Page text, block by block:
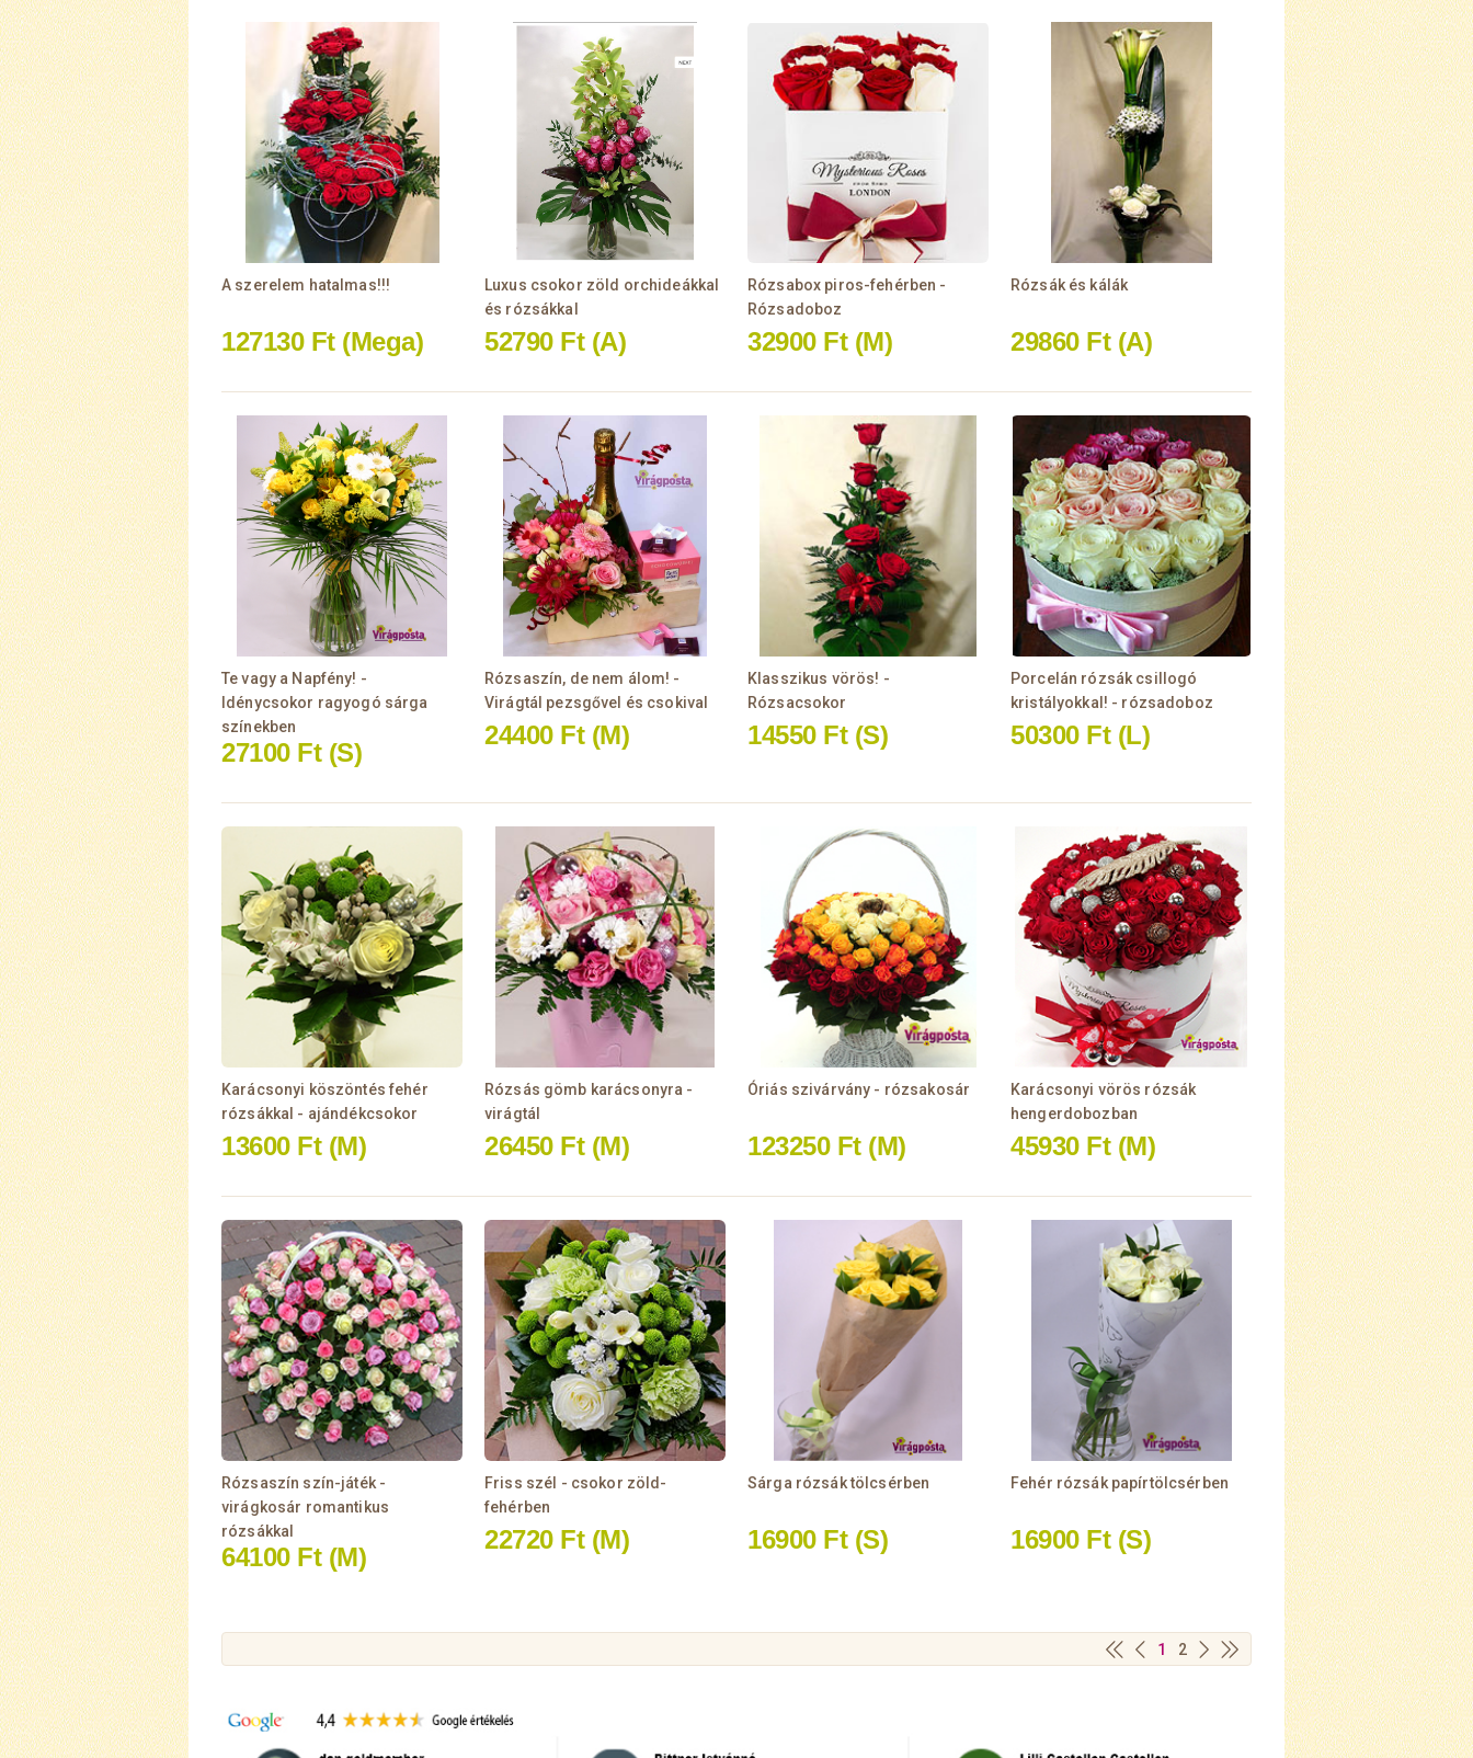
A szerelem hatalmas!!!
127130 Ft (Mega)
Luxus csokor zöld orchideákkal
és rózsákkal
52790 Ft (A)
Rózsabox piros-fehérben -
Rózsadoboz
32900 Ft (M)
Rózsák és kálák
29860 Ft (A)
Te vagy a Napfény! -
Idénycsokor ragyogó sárga
színekben
27100 Ft (S)
Rózsaszín, de nem álom! -
Virágtál pezsgővel és csokival
24400 Ft (M)
Klasszikus vörös! -
Rózsacsokor
14550 Ft (S)
Porcelán rózsák csillogó
kristályokkal! - rózsadoboz
50300 Ft (L)
Karácsonyi köszöntés fehér
rózsákkal - ajándékcsokor
13600 Ft (M)
Rózsás gömb karácsonyra -
virágtál
26450 Ft (M)
Óriás szivárvány - rózsakosár
123250 Ft (M)
Karácsonyi vörös rózsák
hengerdobozban
45930 Ft (M)
Rózsaszín szín-játék -
virágkosár romantikus
rózsákkal
64100 Ft (M)
Friss szél - csokor zöld-
fehérben
22720 Ft (M)
Sárga rózsák tölcsérben
16900 Ft (S)
Fehér rózsák papírtölcsérben
16900 Ft (S)
1 2